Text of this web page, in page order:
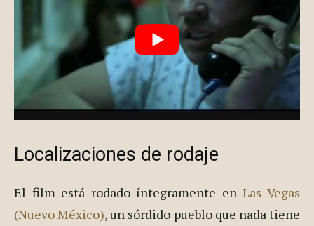
Localizaciones de rodaje
El film está rodado íntegramente enLas Vegas
(Nuevo México), un sórdido pueblo que nada tiene